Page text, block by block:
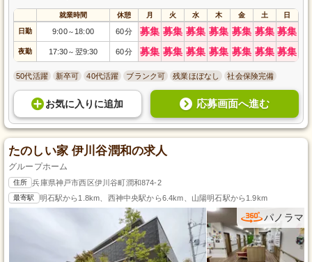
就業時間 休憩 月 火 水 木 金 土 日
日勤 9:00～ 18:00 60分 募集 募集 募集 募集 募集 募集 募集
夜勤 17:30～ 翌9:30 60分 募集 募集 募集 募集 募集 募集 募集
50代活躍 新卒可 40代活躍 ブランク可 残業ほぼなし 社会保険完備
お気に入り に追加 応募画面へ進む
たのしい家 伊川谷潤和の求人
グループホーム
住所 兵庫県神戸市西区伊川谷町潤和874-2
最寄駅 明石駅から1.8km、西神中央駅から6.4km、山陽明石駅から1.9km
パノラマ